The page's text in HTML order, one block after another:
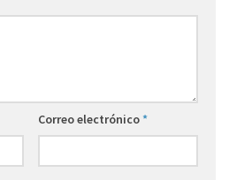
Correo electrónico*